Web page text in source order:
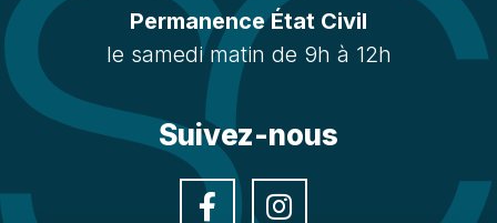
Permanence État Civil
le samedi matin de 9h à 12h
Suivez-nous
Facebook